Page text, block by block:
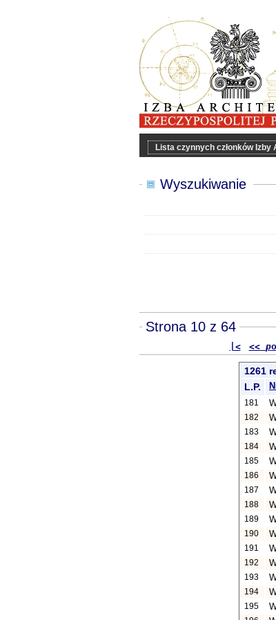
Lista czynnych członków Izby
Wyszukiwanie
Strona 10 z 64
|< << p
1261
L.P.
181
182
183
184
185
186
187
188
189
190
191
192
193
194
195